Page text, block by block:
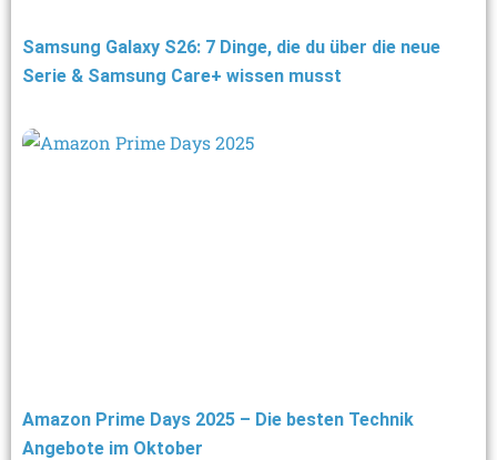
Samsung Galaxy S26: 7 Dinge, die du über die neue
Serie & Samsung Care+ wissen musst
Amazon Prime Days 2025 – Die besten Technik
Angebote im Oktober